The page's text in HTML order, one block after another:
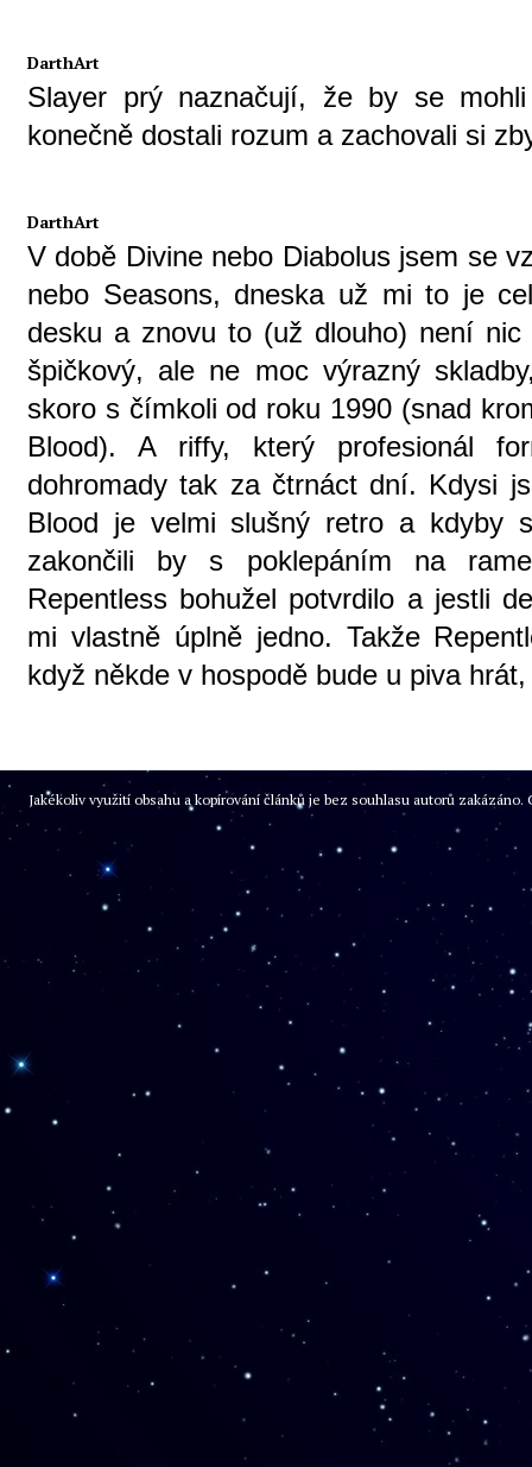
DarthArt
Slayer prý naznačují, že by se
konečně dostali rozum a zachovali si
DarthArt
V době Divine nebo Diabolus jsem se
nebo Seasons, dneska už mi to je
desku a znovu to (už dlouho) není
špičkový, ale ne moc výrazný
skoro s čímkoli od roku 1990 (snad
Blood). A riffy, který profesionál
dohromady tak za čtrnáct dní. Kdysi
Blood je velmi slušný retro a kdyby
zakončili by s poklepáním na
Repentless bohužel potvrdilo a jestli
mi vlastně úplně jedno. Takže
když někde v hospodě bude u piva
Jakékoliv využití obsahu a kopírování článků je bez souhlasu autorů